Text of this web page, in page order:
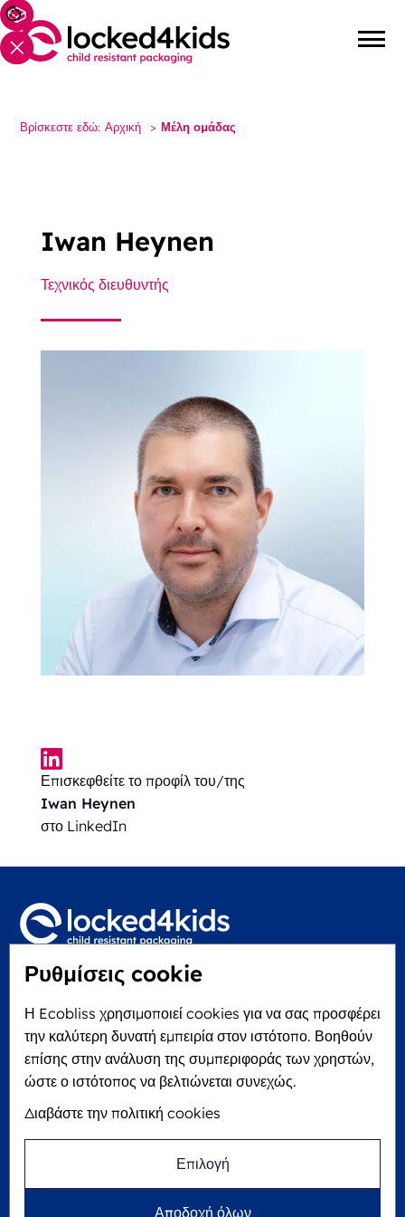
Ρυθμίσεις cookie
Η Ecobliss χρησιμοποιεί cookies για να σας προσφέρει
την καλύτερη δυνατή εμπειρία στον ιστότοπο. Βοηθούν
επίσης στην ανάλυση της συμπεριφοράς των χρηστών,
ώστε ο ιστότοπος να βελτιώνεται συνεχώς.
Διαβάστε την πολιτική cookies
Επιλογή
Αποδοχή όλων
Βρίσκεστε εδώ: Αρχική > Μέλη ομάδας
Iwan Heynen
Τεχνικός διευθυντής
Επισκεφθείτε το προφίλ του/της
Iwan Heynen
στο LinkedIn
Locked4Kids B.V.
6101 XJ Echt, The Netherlands
KVK: 60610182
+31 475 390 550
Η Ecobliss είναι FSC® πιστοποιημένη με αριθμό